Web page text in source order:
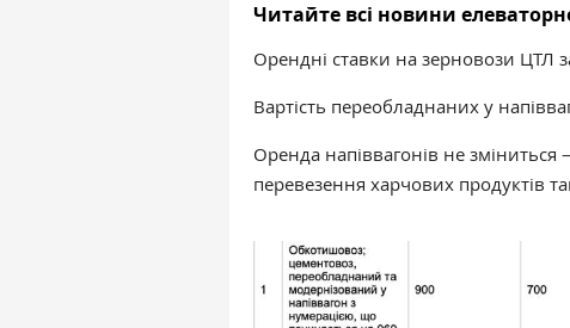
Читайте всі новини
Орендні ставки на зерновози ЦТЛ
Вартість переобладнаних у
Оренда напіввагонів не
перевезення харчових продуктів